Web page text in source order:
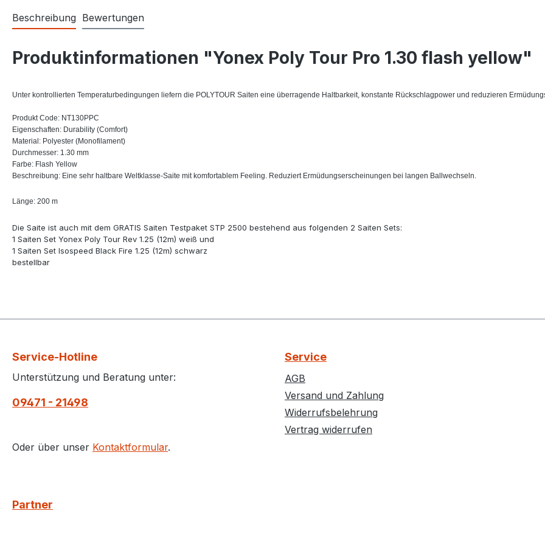
Beschreibung Bewertungen
Produktinformationen "Yonex Poly Tour Pro 1.30 flash yellow"
Unter kontrollierten Temperaturbedingungen liefern die POLYTOUR Saiten eine überragende Haltbarkeit, konstante Rückschlagpower und reduzieren
Produkt Code: NT130PPC
Eigenschaften: Durability (Comfort)
Material: Polyester (Monofilament)
Durchmesser: 1.30 mm
Farbe: Flash Yellow
Beschreibung: Eine sehr haltbare Weltklasse-Saite mit komfortablem Feeling. Reduziert Ermüdungserscheinungen bei langen Ballwechseln.
Länge: 200 m
Die Saite ist auch mit dem GRATIS Saiten Testpaket STP 2500 bestehend aus folgenden 2 Saiten Sets:
1 Saiten Set Yonex Poly Tour Rev 1.25 (12m) weiß und
1 Saiten Set Isospeed Black Fire 1.25 (12m) schwarz
bestellbar
Service-Hotline
Unterstützung und Beratung unter:
09471 - 21498
Oder über unser Kontaktformular.
Service
AGB
Versand und Zahlung
Widerrufsbelehrung
Vertrag widerrufen
Partner